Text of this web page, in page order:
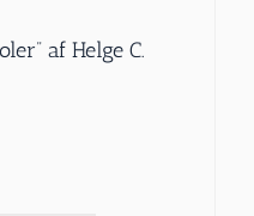
af Helge C.